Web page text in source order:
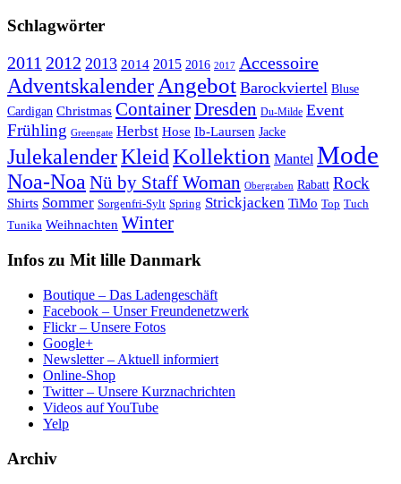
Schlagwörter
2011 2012 2013 2014 2015 2016 2017 Accessoire
Adventskalender Angebot Barockviertel Bluse
Cardigan Christmas ContainerDresden Du-Milde Event
Frühling Greengate Herbst Hose Ib-Laursen Jacke
JulekalenderKleidKollektion Mantel Mode
Noa-Noa Nü by Staff Woman Obergraben Rabatt Rock
Shirts Sommer Sorgenfri-Sylt Spring Strickjacken TiMo Top Tuch
Tunika Weihnachten Winter
Infos zu Mit lille Danmark
Boutique – Das Ladengeschäft
Facebook – Unser Freundenetzwerk
Flickr – Unsere Fotos
Google+
Newsletter – Aktuell informiert
Online-Shop
Twitter – Unsere Kurznachrichten
Videos auf YouTube
Yelp
Archiv